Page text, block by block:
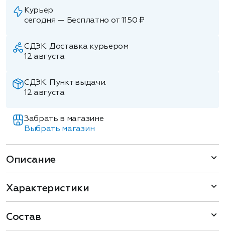
Курьер
сегодня — Бесплатно от 1150 ₽
СДЭК. Доставка курьером
12 августа
СДЭК. Пункт выдачи.
12 августа
Забрать в магазине
Выбрать магазин
Описание
Характеристики
Состав